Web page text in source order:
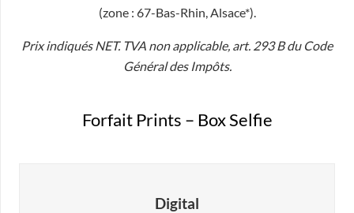
(zone : 67-Bas-Rhin, Alsace*).
Prix indiqués NET. TVA non applicable, art. 293 B du Code
Général des Impôts.
Forfait Prints – Box Selfie
Digital